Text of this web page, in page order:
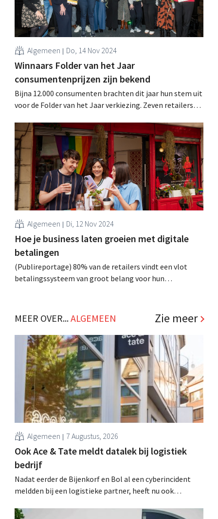
Algemeen Do, 14 Nov 2024
Winnaars Folder van het Jaar
consumentenprijzen zijn bekend
Bijna 12.000 consumenten brachten dit jaar hun stem uit
voor de Folder van het Jaar verkiezing. Zeven retailers
de RetailDetail Night worden nog twee vakjuryprijzen
uitgereikt. .
Algemeen Di, 12 Nov 2024
Hoe je business laten groeien met digitale
betalingen
(Publireportage) 80% van de retailers vindt een vlot
betalingssysteem van groot belang voor hun
moeten retailers zich beter wapenen tegen fraude. Hoe
kan een retailer dit het beste aanpakken? PayPal geeft
vier tips. .
MEER OVER...ALGEMEEN Zie meer
Algemeen 7 Augustus, 2026
Ook Ace & Tate meldt datalek bij logistiek
bedrijf
Nadat eerder de Bijenkorf en Bol al een cyberincident
meldden bij een logistieke partner, heeft nu ook
datalek. Financiële gegevens, gebruikersnamen en